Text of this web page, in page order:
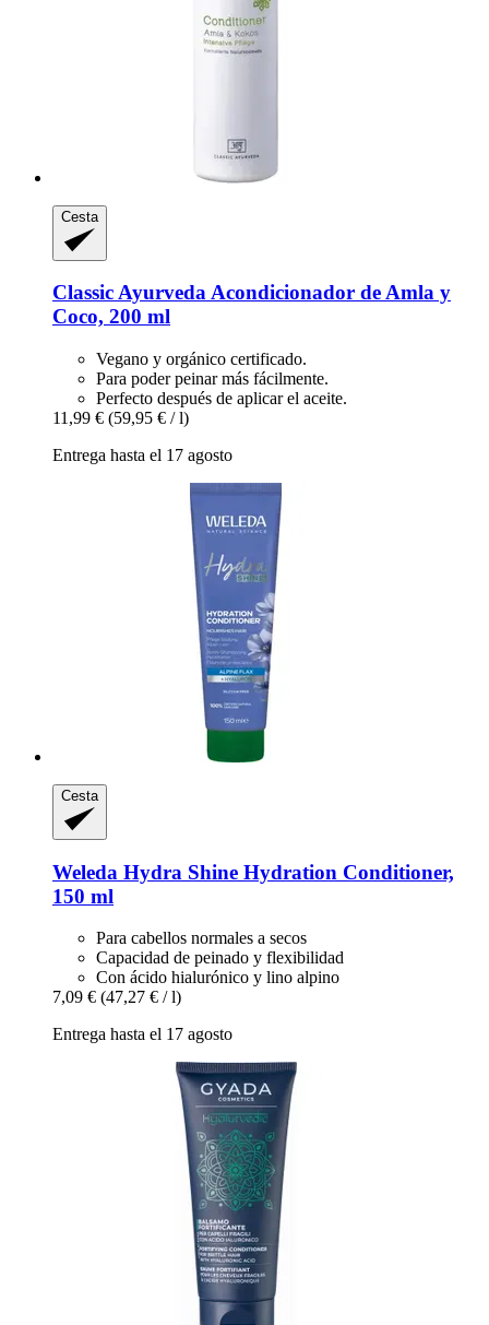
Cesta
Classic AyurvedaAcondicionador de Amla y
Coco, 200 ml
Vegano y orgánico certificado.
Para poder peinar más fácilmente.
Perfecto después de aplicar el aceite.
11,99 € (59,95 € / l)
Entrega hasta el 17 agosto
Cesta
Weleda Hydra Shine Hydration Conditioner,
150 ml
Para cabellos normales a secos
Capacidad de peinado y flexibilidad
Con ácido hialurónico y lino alpino
7,09 € (47,27 € / l)
Entrega hasta el 17 agosto